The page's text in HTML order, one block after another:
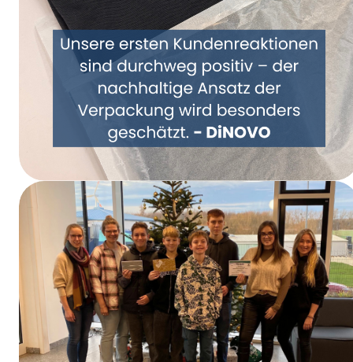
Samen een nieuwe kijk op verpakkingen –
DiNOVO stapt over op papieren
verpakkingen